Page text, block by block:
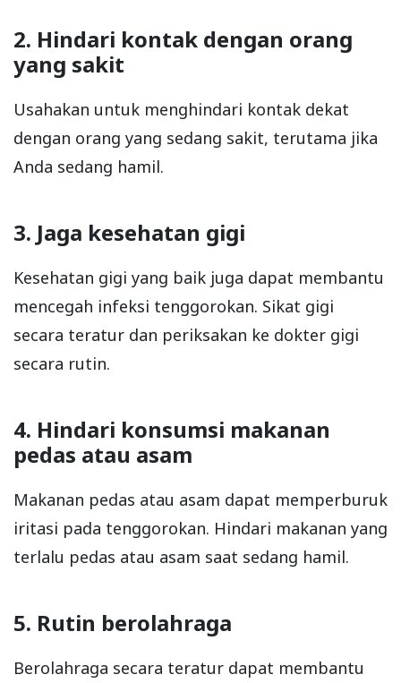
2. Hindari kontak dengan orang
yang sakit
Usahakan untuk menghindari kontak dekat
dengan orang yang sedang sakit, terutama jika
Anda sedang hamil.
3. Jaga kesehatan gigi
Kesehatan gigi yang baik juga dapat membantu
mencegah infeksi tenggorokan. Sikat gigi
secara teratur dan periksakan ke dokter gigi
secara rutin.
4. Hindari konsumsi makanan
pedas atau asam
Makanan pedas atau asam dapat memperburuk
iritasi pada tenggorokan. Hindari makanan yang
terlalu pedas atau asam saat sedang hamil.
5. Rutin berolahraga
Berolahraga secara teratur dapat membantu